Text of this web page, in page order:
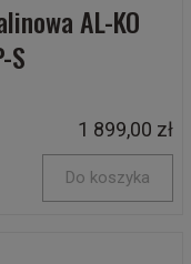
AL-KO
S
1 899,00 zł
Do koszyka